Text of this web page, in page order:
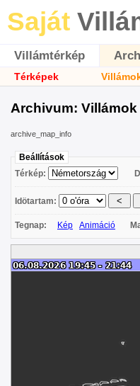
Saját
Villámtérkép
Térképek
Archivum:
archive_map_info
Beállítások
Térkép:
Idötartam:
Tegnap: Kép Animáció